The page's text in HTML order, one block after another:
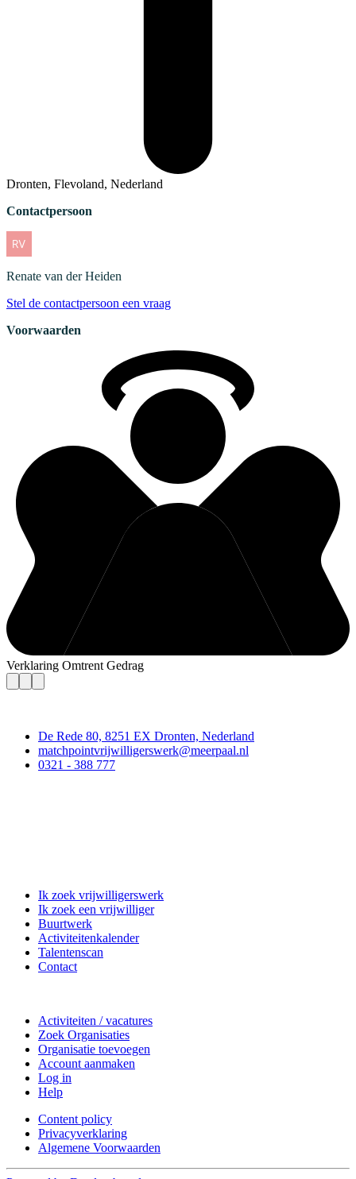
Dronten, Flevoland, Nederland
Contactpersoon
Renate van der Heiden
Stel de contactpersoon een vraag
Voorwaarden
Verklaring Omtrent Gedrag
De Rede 80, 8251 EX Dronten, Nederland
matchpointvrijwilligerswerk@meerpaal.nl
0321 - 388 777
Ik zoek vrijwilligerswerk
Ik zoek een vrijwilliger
Buurtwerk
Activiteitenkalender
Talentenscan
Contact
Activiteiten / vacatures
Zoek Organisaties
Organisatie toevoegen
Account aanmaken
Log in
Help
Content policy
Privacyverklaring
Algemene Voorwaarden